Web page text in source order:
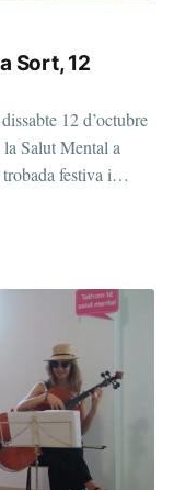
Sort, 12
12 d’octubre
Salut Mental a
festiva i
vides” en l’any